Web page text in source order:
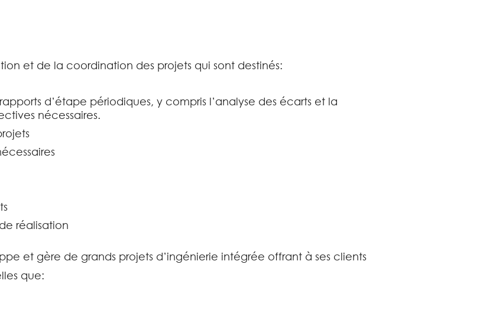
et de la coordination des projets qui sont destinés:
d’étape périodiques, y compris l’analyse des écarts et la
nécessaires.
réalisation
et gère de grands projets d’ingénierie intégrée offrant à ses clients
que: